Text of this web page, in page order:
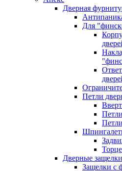
Дверная
Для
Петли
Дверные защелки
Защелки с